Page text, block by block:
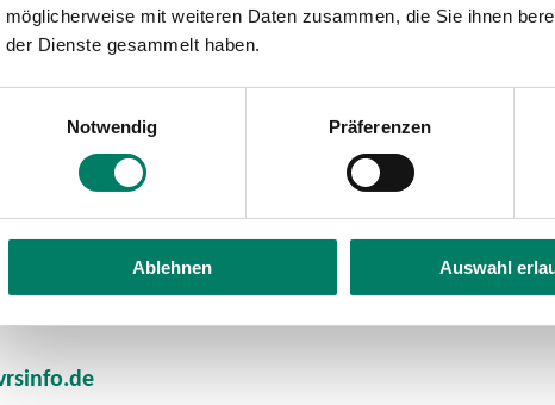
möglicherweise mit weiteren Daten zusammen, die Sie ihnen
der Dienste gesammelt haben.
Notwendig
Präferenzen
Ablehnen Auswahl
gab es ein enges Rennen zwischen den drei
Jöck 2019“ fest. Auf die Gesamtränge schafften es
belegen: „Klüngelköpp“, „Miljö“,